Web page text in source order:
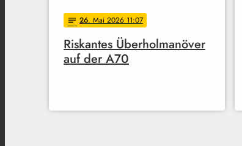
notes 26. Mai 2026 11:07
Riskantes Überholmanöver
auf der A70